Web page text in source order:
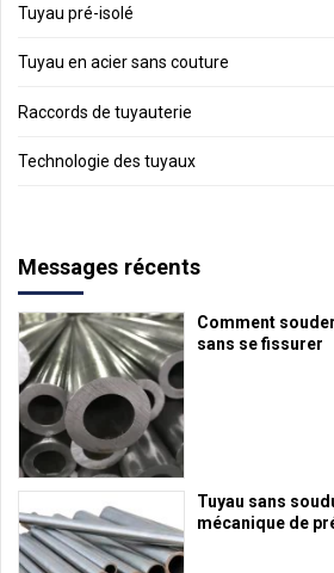
Tuyau pré-isolé
Tuyau en acier sans couture
Raccords de tuyauterie
Technologie des tuyaux
Messages récents
Comment
sans se fissurer
Tuyau sans
mécanique de